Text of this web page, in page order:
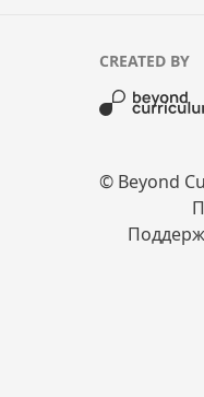
CREATED BY
© Beyond